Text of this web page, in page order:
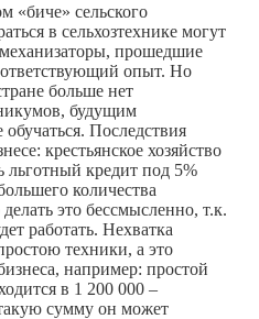
«биче» сельского
в сельхозтехнике могут
прошедшие
опыт. Но
больше нет
будущим
Последствия
крестьянское хозяйство
льготный кредит под 5%
количества
это бессмысленно, т.к.
работать. Нехватка
техники, а это
например: простой
в 1 200 000 –
сумму он может